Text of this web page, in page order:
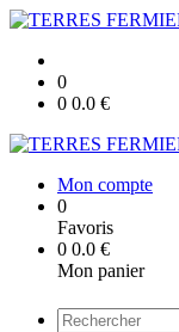
0
0 0.0 €
Mon compte
0
Favoris
0 0.0 €
Mon panier